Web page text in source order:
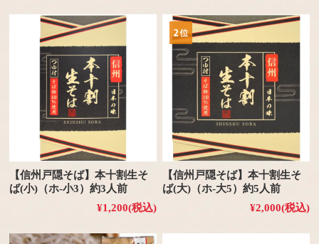
【信州戸隠そば】本十割生そ
ば(小)（ホ-小3）約3人前
¥1,200(税込)
【信州戸隠そば】本十割生そ
ば(大)（ホ-大5）約5人前
¥2,000(税込)